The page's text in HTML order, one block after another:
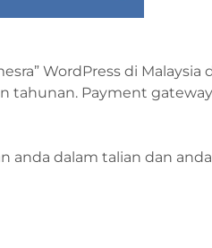
WordPress di
tahunan. Payment
anda dalam talian dan